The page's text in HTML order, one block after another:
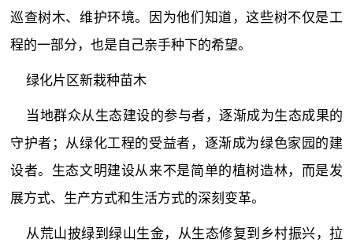
巡查树木、维护环境。因为他们知道，这些树不仅是工
程的一部分，也是自己亲手种下的希望。
绿化片区新栽种苗木
当地群众从生态建设的参与者，逐渐成为生态成果的
守护者；从绿化工程的受益者，逐渐成为绿色家园的建
设者。生态文明建设从来不是简单的植树造林，而是发
展方式、生产方式和生活方式的深刻变革。
从荒山披绿到绿山生金，从生态修复到乡村振兴，拉